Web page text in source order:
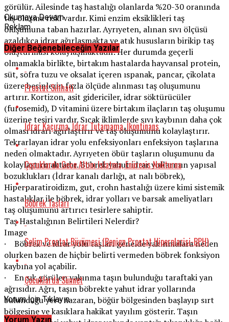
görülür. Ailesinde taş hastalığı olanlarda %20-30 oranında
taş oluşma riski vardır. Kimi enzim eksiklikleri taş
oluşumuna taban hazırlar. Ayrıyeten, alınan sıvı ölçüsü
azaldıkça idrar ağırlaşmakta ve atık hususların birikip taş
oluşturması kolaylaşmaktadır. Her durumda geçerli
olmamakla birlikte, birtakım hastalarda hayvansal protein,
süt, sofra tuzu ve oksalat içeren ıspanak, pancar, çikolata
üzere besinlerin fazla ölçüde alınması taş oluşumunu
artırır. Kortizon, asit gidericiler, idrar söktürücüler
(furosemid), D vitamini üzere birtakım ilaçların taş oluşumu
üzerine tesiri vardır. Sıcak iklimlerde sıvı kaybının daha çok
olması idrarı ağırlaştırır ve taş oluşumunu kolaylaştırır.
Tekrarlayan idrar yolu enfeksiyonları enfeksiyon taşlarına
neden olmaktadır. Ayrıyeten öbür taşların oluşumunu da
kolaylaştırmaktadır. Böbrek yahut idrar yollarının yapısal
bozuklukları (İdrar kanalı darlığı, at nalı böbrek),
Hiperparatiroidizm, gut, crohn hastalığı üzere kimi sistemik
hastalıklar ile böbrek, idrar yolları ve barsak ameliyatları
taş oluşumunu artırıcı tesirlere sahiptir.
Taş Hastalığının Belirtileri Nelerdir?
Image
· Böbrek ve idrar yolu taşları genelde yakınmalara neden
olurken bazen de hiçbir belirti vermeden böbrek fonksiyon
kaybına yol açabilir.
· En sık görülen yakınma taşın bulunduğu taraftaki yan
ağrısıdır. Ağrı, taşın böbrekte yahut idrar yollarında
bulunduğu yere nazaran, böğür bölgesinden başlayıp sırt
bölgesine ve kasıklara hakikat yayılım gösterir. Taşın
Okumaya Devam
Reklam
Diğer Beğenebileceğin Yazılar
Prostat Sıhhati
İdrar Kaçırma, İdrar Tutamama, İkontinans
Çocuklarda Gece Altını Islatma, Enürezis Nokturna
Böbrek Taşları
Selim Prostat Büyümesi (Benign Prostat Hiperplazisi-BPH)
Çocuklarda Sünnet
Yorum İçin Tıklayın
Yorum Yazın